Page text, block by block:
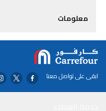
معلومات
ابقى على تواصل معنا